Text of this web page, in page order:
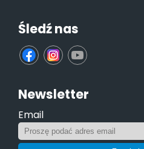
Śledź nas
fb ins yt
Newsletter
Email